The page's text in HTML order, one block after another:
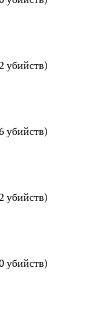
убийств)
убийств)
убийств)
убийств)